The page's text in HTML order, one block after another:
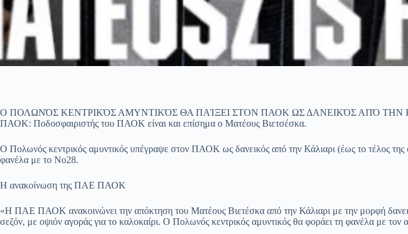
Ο ΠΟΛΩΝΌΣ ΚΕΝΤΡΙΚΌΣ ΑΜΥΝΤΙΚΌΣ ΘΑ ΠΑΊΞΕΙ ΣΤΟΝ ΠΑΟΚ ΩΣ ΔΑΝΕΙΚΌΣ ΑΠΌ ΤΗΝ
ΠΑΟΚ: Ποδοσφαιριστής του ΠΑΟΚ είναι και επίσημα ο Ματέους Βιετσέσκα.
Ο Πολωνός κεντρικός αμυντικός υπέγραψε στον ΠΑΟΚ ως δανεικός από την Κάλιαρι (έως το τέλος της
φανέλα με το Νο28.
Η ανακοίνωση της ΠΑΕ ΠΑΟΚ
«Η ΠΑΕ ΠΑΟΚ ανακοινώνει την απόκτηση του Ματέους Βιετέσκα από την Κάλιαρι με την μορφή
σεζόν, με οψιόν αγοράς για το καλοκαίρι. Ο Πολωνός κεντρικός αμυντικός θα φοράει τη φανέλα με τον